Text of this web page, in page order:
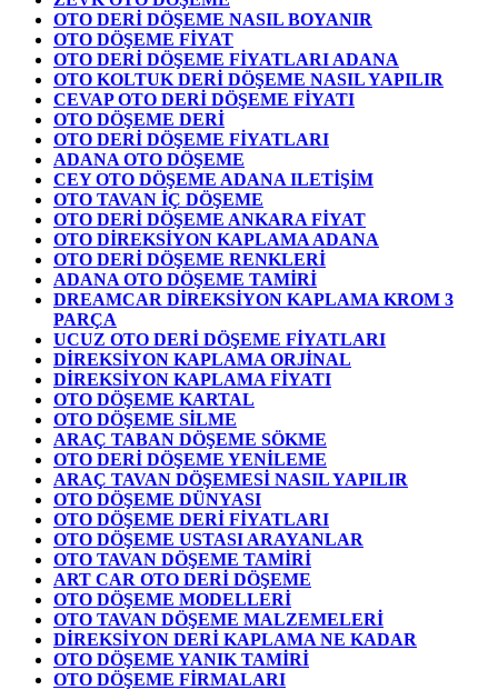
OTO DERİ DÖŞEME NASIL BOYANIR
OTO DÖŞEME FİYAT
OTO DERİ DÖŞEME FİYATLARI ADANA
OTO KOLTUK DERİ DÖŞEME NASIL YAPILIR
CEVAP OTO DERİ DÖŞEME FİYATI
OTO DÖŞEME DERİ
OTO DERİ DÖŞEME FİYATLARI
ADANA OTO DÖŞEME
CEY OTO DÖŞEME ADANA ILETİŞİM
OTO TAVAN İÇ DÖŞEME
OTO DERİ DÖŞEME ANKARA FİYAT
OTO DİREKSİYON KAPLAMA ADANA
OTO DERİ DÖŞEME RENKLERİ
ADANA OTO DÖŞEME TAMİRİ
DREAMCAR DİREKSİYON KAPLAMA KROM 3
PARÇA
UCUZ OTO DERİ DÖŞEME FİYATLARI
DİREKSİYON KAPLAMA ORJİNAL
DİREKSİYON KAPLAMA FİYATI
OTO DÖŞEME KARTAL
OTO DÖŞEME SİLME
ARAÇ TABAN DÖŞEME SÖKME
OTO DERİ DÖŞEME YENİLEME
ARAÇ TAVAN DÖŞEMESİ NASIL YAPILIR
OTO DÖŞEME DÜNYASI
OTO DÖŞEME DERİ FİYATLARI
OTO DÖŞEME USTASI ARAYANLAR
OTO TAVAN DÖŞEME TAMİRİ
ART CAR OTO DERİ DÖŞEME
OTO DÖŞEME MODELLERİ
OTO TAVAN DÖŞEME MALZEMELERİ
DİREKSİYON DERİ KAPLAMA NE KADAR
OTO DÖŞEME YANIK TAMİRİ
OTO DÖŞEME FİRMALARI